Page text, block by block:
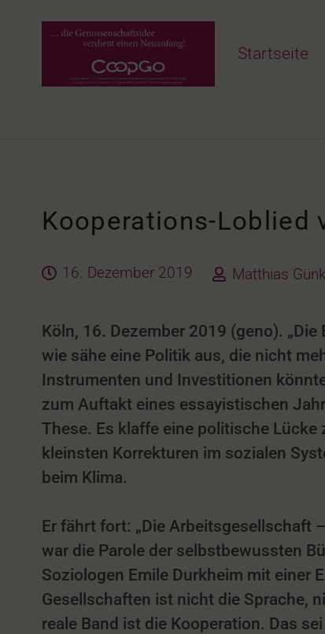
Startseite
Kooperations-Loblied
16. Dezember 2019 Matthias
Köln, 16. Dezember 2019 (geno).
wie sähe eine Politik aus, die nicht
Instrumenten und Investitionen
zum Auftakt eines essayistischen
These. Es klaffe eine politische
kleinsten Korrekturen im sozialen
beim Klima.
Er fährt fort: „Die Arbeitsgesellschaft
war die Parole der selbstbewussten
Soziologen Emile Durkheim mit einer
Gesellschaften ist nicht die Sprache,
reale Band ist die Kooperation. Das